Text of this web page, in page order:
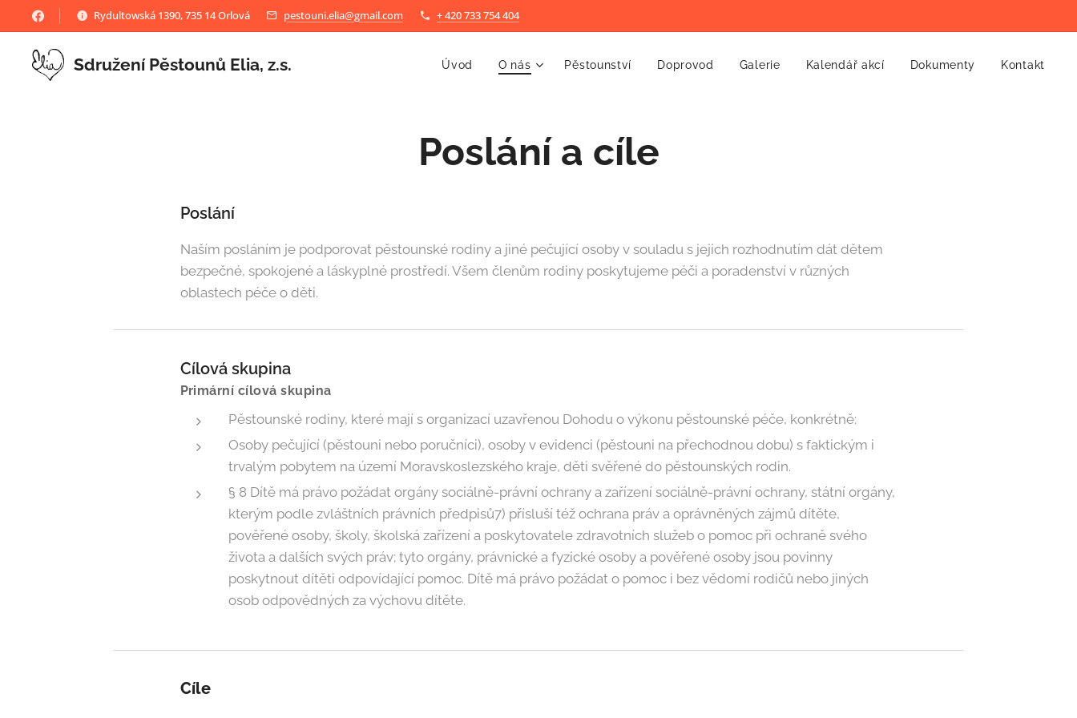
Rydultowská 1390, 735 14 Orlová pestouni.elia@gmail.com + 420 733 754 404
Sdružení Pěstounů Elia, z.s. Úvod O nás Pěstounství Doprovod Galerie Kalendář akcí Dokumenty Kontakt
Poslání a cíle
Poslání
Naším posláním je podporovat pěstounské rodiny a jiné pečující osoby v souladu s jejich rozhodnutím dát dětem
bezpečné, spokojené a láskyplné prostředí. Všem členům rodiny poskytujeme péči a poradenství v různých
oblastech péče o děti.
Cílová skupina
Primární cílová skupina
Pěstounské rodiny, které mají s organizací uzavřenou Dohodu o výkonu pěstounské péče, konkrétně:
Osoby pečující (pěstouni nebo poručníci), osoby v evidenci (pěstouni na přechodnou dobu) s faktickým i
trvalým pobytem na území Moravskoslezského kraje, děti svěřené do pěstounských rodin.
§ 8 Dítě má právo požádat orgány sociálně-právní ochrany a zařízení sociálně-právní ochrany, státní orgány,
kterým podle zvláštních právních předpisů7) přísluší též ochrana práv a oprávněných zájmů dítěte,
pověřené osoby, školy, školská zařízení a poskytovatele zdravotních služeb o pomoc při ochraně svého
života a dalších svých práv; tyto orgány, právnické a fyzické osoby a pověřené osoby jsou povinny
poskytnout dítěti odpovídající pomoc. Dítě má právo požádat o pomoc i bez vědomí rodičů nebo jiných
osob odpovědných za výchovu dítěte.
Cíle